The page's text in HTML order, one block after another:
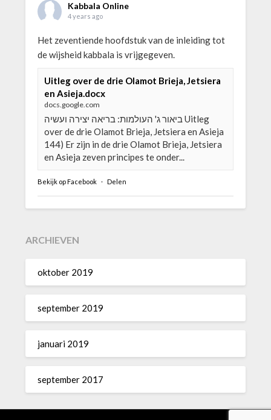
Kabbala Online
4 years ago
Het zeventiende hoofdstuk van de inleiding tot
de wijsheid kabbala is vrijgegeven.
Uitleg over de drie Olamot Brieja, Jetsiera
en Asieja.docx
docs.google.com
ביאור ג' העולמות: בריאה יצירה ועשיה Uitleg
over de drie Olamot Brieja, Jetsiera en Asieja
144) Er zijn in de drie Olamot Brieja, Jetsiera
en Asieja zeven principes te onder...
Bekijk op Facebook · Delen
ARCHIEVEN
oktober 2019
september 2019
januari 2019
september 2017